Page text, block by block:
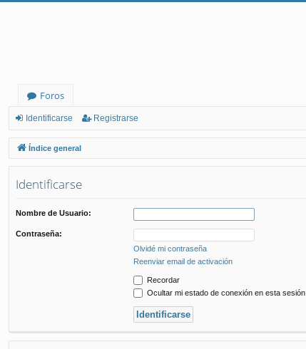
Foros
Identificarse Registrarse
Índice general
Identificarse
Nombre de Usuario:
Contraseña:
Olvidé mi contraseña
Reenviar email de activación
Recordar
Ocultar mi estado de conexión en esta sesión